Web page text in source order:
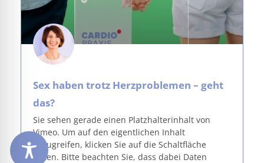
Sex haben trotz Herzproblemen – geht
das?
Sie sehen gerade einen Platzhalterinhalt von
Vimeo. Um auf den eigentlichen Inhalt
zuzugreifen, klicken Sie auf die Schaltfläche
unten. Bitte beachten Sie, dass dabei Daten